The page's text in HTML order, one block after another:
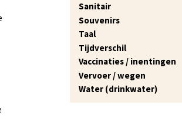
Sanitair
Souvenirs
Taal
Tijdverschil
Vaccinaties / inentingen
Vervoer / wegen
Water (drinkwater)